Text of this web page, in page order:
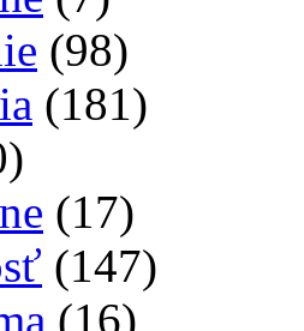
(98)
(181)
(17)
(147)
(16)